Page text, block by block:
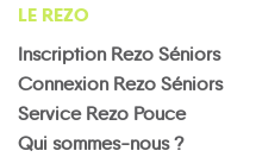
LE REZO
Inscription Rezo Séniors
Connexion Rezo Séniors
Service Rezo Pouce
Qui sommes-nous ?